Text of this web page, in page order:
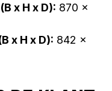
x H x D): 870 x
x H x D): 842 x